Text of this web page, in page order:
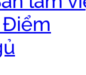
Điểm